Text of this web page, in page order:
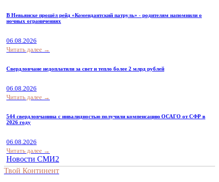
В Невьянске прошёл рейд «Комендантский патруль» - родителям напомнили о
ночных ограничениях
06.08.2026
Читать далее →
Свердловчане недоплатили за свет и тепло более 2 млрд рублей
06.08.2026
Читать далее →
544 свердловчанина с инвалидностью получили компенсацию ОСАГО от СФР в
2026 году
06.08.2026
Читать далее →
Новости СМИ2
Твой Континент